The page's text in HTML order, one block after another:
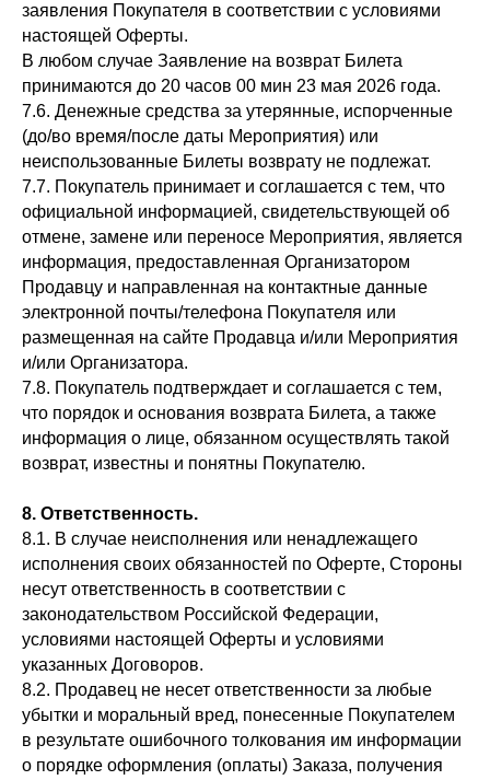
заявления Покупателя в соответствии с условиями
настоящей Оферты.
В любом случае Заявление на возврат Билета
принимаются до 20 часов 00 мин 23 мая 2026 года.
7.6. Денежные средства за утерянные, испорченные
(до/во время/после даты Мероприятия) или
неиспользованные Билеты возврату не подлежат.
7.7. Покупатель принимает и соглашается с тем, что
официальной информацией, свидетельствующей об
отмене, замене или переносе Мероприятия, является
информация, предоставленная Организатором
Продавцу и направленная на контактные данные
электронной почты/телефона Покупателя или
размещенная на сайте Продавца и/или Мероприятия
и/или Организатора.
7.8. Покупатель подтверждает и соглашается с тем,
что порядок и основания возврата Билета, а также
информация о лице, обязанном осуществлять такой
возврат, известны и понятны Покупателю.
8. Ответственность.
8.1. В случае неисполнения или ненадлежащего
исполнения своих обязанностей по Оферте, Стороны
несут ответственность в соответствии с
законодательством Российской Федерации,
условиями настоящей Оферты и условиями
указанных Договоров.
8.2. Продавец не несет ответственности за любые
убытки и моральный вред, понесенные Покупателем
в результате ошибочного толкования им информации
о порядке оформления (оплаты) Заказа, получения